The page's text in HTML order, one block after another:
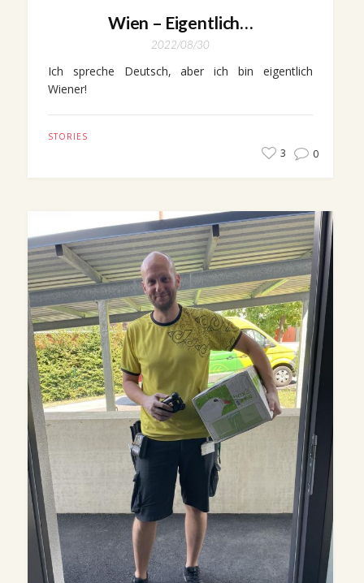
Wien – Eigentlich…
2022/08/30
Ich spreche Deutsch, aber ich bin eigentlich
Wiener!
STORIES
3 0